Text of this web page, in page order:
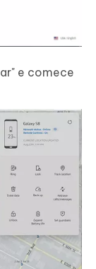
e comece